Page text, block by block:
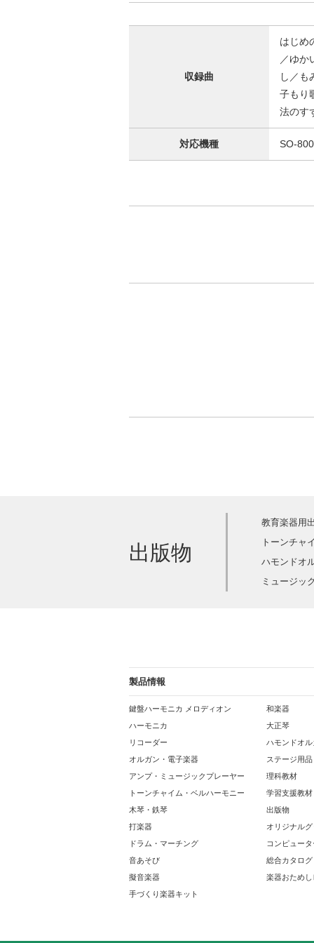
収録曲
はじめ
／ゆか
し／も
子もり
法のす
対応機種 SO-
出版物
教育楽器用
トーンチャ
ハモンドオ
ミュージッ
製品情報
鍵盤ハーモニカ メロディオン
ハーモニカ
リコーダー
オルガン・電子楽器
アンプ・ミュージックプレーヤー
トーンチャイム・ベルハーモニー
木琴・鉄琴
打楽器
ドラム・マーチング
音あそび
擬音楽器
手づくり楽器キット
和楽器
大正琴
ハモンドオ
ステージ用品
理科教材
学習支援教材
出版物
オリジナル
コンピュー
総合カタログ
楽器おため